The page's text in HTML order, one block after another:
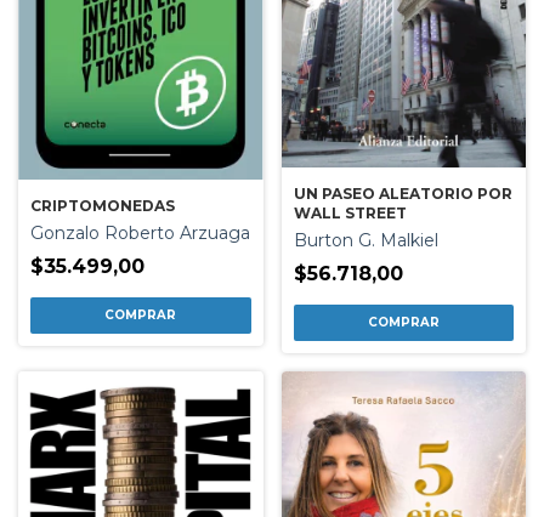
CRIPTOMONEDAS
Gonzalo Roberto Arzuaga
$35.499,00
UN PASEO ALEATORIO POR
WALL STREET
Burton G. Malkiel
$56.718,00